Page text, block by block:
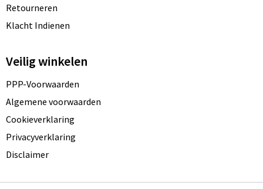
Retourneren
Klacht Indienen
Veilig winkelen
PPP-Voorwaarden
Algemene voorwaarden
Cookieverklaring
Privacyverklaring
Disclaimer